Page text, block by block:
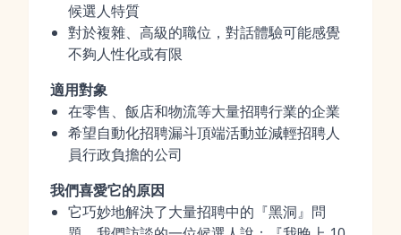
候選人特質
對於複雜、高級的職位，對話體驗可能感覺
不夠人性化或有限
適用對象
在零售、飯店和物流等大量招聘行業的企業
希望自動化招聘漏斗頂端活動並減輕招聘人
員行政負擔的公司
我們喜愛它的原因
它巧妙地解決了大量招聘中的『黑洞』問